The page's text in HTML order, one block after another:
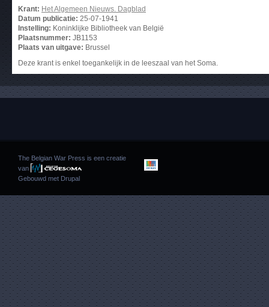
Krant: Het Algemeen Nieuws. Dagblad
Datum publicatie: 25-07-1941
Instelling: Koninklijke Bibliotheek van België
Plaatsnummer: JB1153
Plaats van uitgave: Brussel
Deze krant is enkel toegankelijk in de leeszaal van het Soma.
The Belgian War Press is een creatie
van
Gebouwd met Drupal